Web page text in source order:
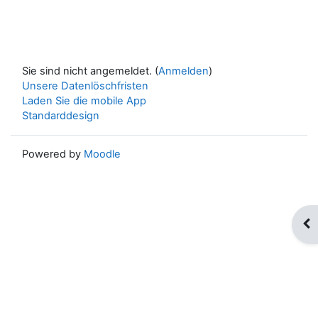
Sie sind nicht angemeldet. (Anmelden)
Unsere Datenlöschfristen
Laden Sie die mobile App
Standarddesign
Powered by Moodle